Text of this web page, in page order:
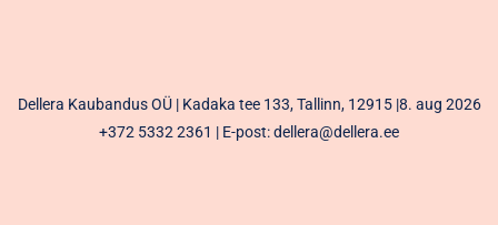
Dellera Kaubandus OÜ | Kadaka tee 133, Tallinn, 12915 |8. aug 2026
+372 5332 2361 | E-post: dellera@dellera.ee